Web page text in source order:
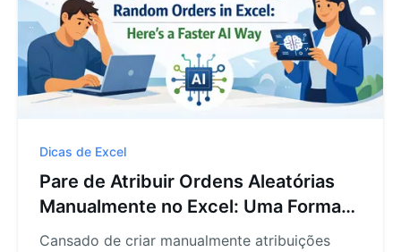
Dicas de Excel
Pare de Atribuir Ordens Aleatórias
Manualmente no Excel: Uma Forma
Mais Rápida com IA
Cansado de criar manualmente atribuições